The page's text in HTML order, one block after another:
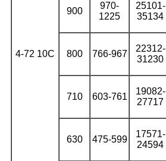
4-72 10С
900
970-
1225
25101-
35134
800 766-967
22312-
31230
710 603-761
19082-
27717
630 475-599
17571-
24594